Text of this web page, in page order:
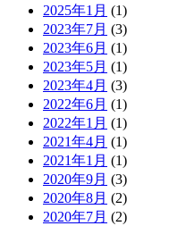
2025年1月 (1)
2023年7月 (3)
2023年6月 (1)
2023年5月 (1)
2023年4月 (3)
2022年6月 (1)
2022年1月 (1)
2021年4月 (1)
2021年1月 (1)
2020年9月 (3)
2020年8月 (2)
2020年7月 (2)